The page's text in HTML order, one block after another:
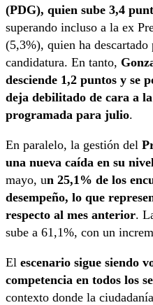
(PDG), quien sube 3,4
superando incluso a la ex
(5,3%), quien ha descartado
candidatura. En tanto,
desciende 1,2 puntos y se
deja debilitado de cara a
programada para julio.
En paralelo, la gestión del
una nueva caída en su
mayo, un 25,1% de los
desempeño, lo que
respecto al mes anterior.
sube a 61,1%, con un
El escenario sigue siendo
competencia en todos los
contexto donde la